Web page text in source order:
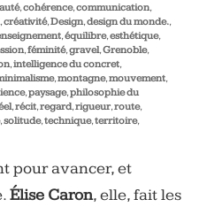
,cohérence,communication,
,créativité,Design,design du monde.,
,équilibre,esthétique,
,féminité,gravel,Grenoble,
,intelligence du concret,
,montagne,mouvement,
,paysage,philosophie du
,récit,regard,rigueur,route,
,solitude,technique,territoire,
pour avancer, et
Élise Caron, elle, fait les